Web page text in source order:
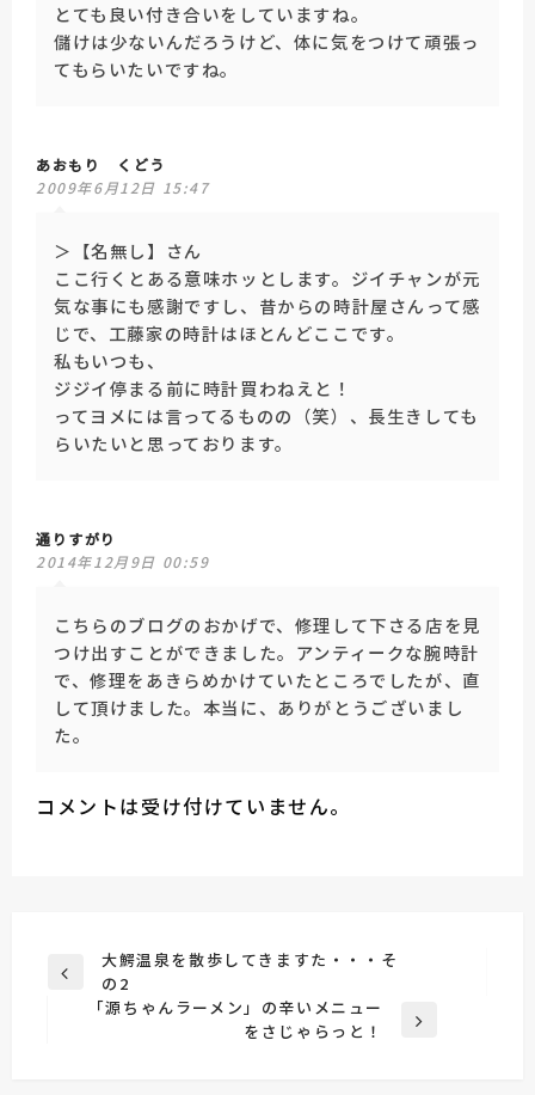
とても良い付き合いをしていますね。
儲けは少ないんだろうけど、体に気をつけて頑張っ
てもらいたいですね。
あおもり くどう
2009年6月12日 15:47
＞【名無し】さん
ここ行くとある意味ホッとします。ジイチャンが元
気な事にも感謝ですし、昔からの時計屋さんって感
じで、工藤家の時計はほとんどここです。
私もいつも、
ジジイ停まる前に時計買わねえと！
ってヨメには言ってるものの（笑）、長生きしても
らいたいと思っております。
通りすがり
2014年12月9日 00:59
こちらのブログのおかげで、修理して下さる店を見
つけ出すことができました。アンティークな腕時計
で、修理をあきらめかけていたところでしたが、直
して頂けました。本当に、ありがとうございまし
た。
コメントは受け付けていません。
投
前
大鰐温泉を散歩してきますた・・・そ
の2
「源ちゃんラーメン」の辛いメニュー
をさじゃらっと！